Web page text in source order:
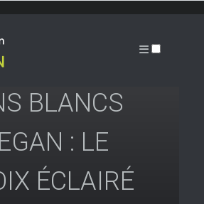
BLANCS
: LE
ÉCLAIRÉ